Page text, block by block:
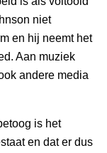
niet
en hij neemt het
Aan muziek
andere media
is het
en dat er dus